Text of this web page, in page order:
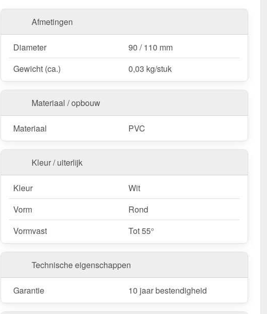
Afmetingen
Diameter
90 / 110 mm
Gewicht (ca.)
0,03 kg/stuk
Materiaal / opbouw
Materiaal PVC
Kleur / uiterlijk
Kleur
Wit
Vorm
Rond
Vormvast
Tot 55°
Technische eigenschappen
Garantie 10 jaar bestendigheid